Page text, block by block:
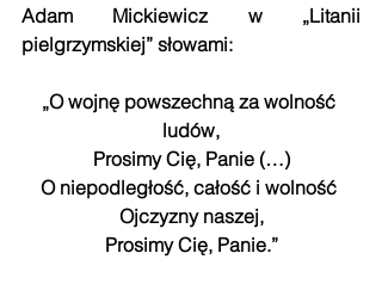
Adam Mickiewicz w „Litanii
pielgrzymskiej” słowami:
„O wojnę powszechną za wolność
ludów,
Prosimy Cię, Panie (…)
O niepodległość, całość i wolność
Ojczyzny naszej,
Prosimy Cię, Panie.”